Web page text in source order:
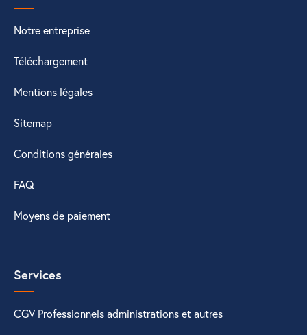
Notre entreprise
Téléchargement
Mentions légales
Sitemap
Conditions générales
FAQ
Moyens de paiement
Services
CGV Professionnels administrations et autres